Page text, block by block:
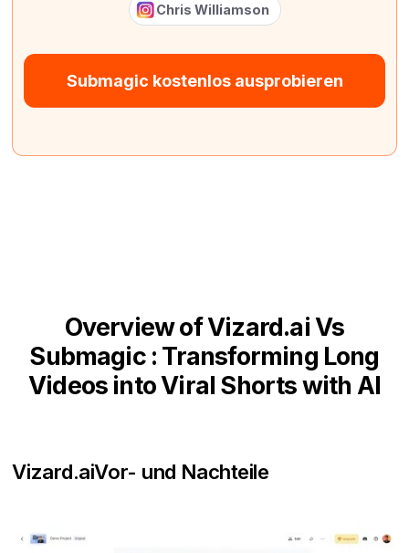
Chris Williamson
Submagic kostenlos ausprobieren
Overview of Vizard.ai Vs
Submagic : Transforming Long
Videos into Viral Shorts with AI
Vizard.aiVor- und Nachteile